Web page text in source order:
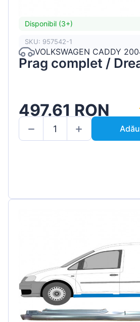
Disponibil (3+)
SKU: 957542-1
VOLKSWAGEN CADDY
Prag complet /
497.61 RON